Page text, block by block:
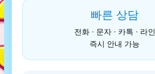
빠른 상담
전화 · 문자 · 카톡 · 라인
즉시 안내 가능